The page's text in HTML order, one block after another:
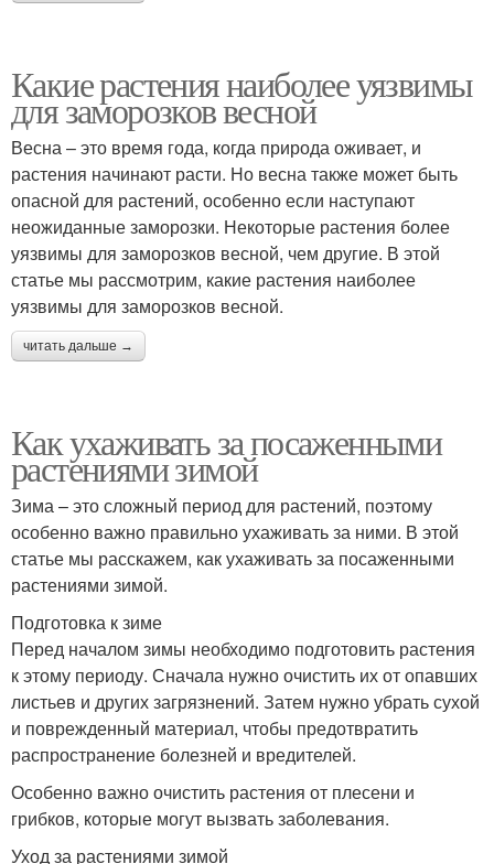
Какие растения наиболее уязвимы
для заморозков весной
Весна – это время года, когда природа оживает, и
растения начинают расти. Но весна также может быть
опасной для растений, особенно если наступают
неожиданные заморозки. Некоторые растения более
уязвимы для заморозков весной, чем другие. В этой
статье мы рассмотрим, какие растения наиболее
уязвимы для заморозков весной.
читать дальше →
Как ухаживать за посаженными
растениями зимой
Зима – это сложный период для растений, поэтому
особенно важно правильно ухаживать за ними. В этой
статье мы расскажем, как ухаживать за посаженными
растениями зимой.
Подготовка к зиме
Перед началом зимы необходимо подготовить растения
к этому периоду. Сначала нужно очистить их от опавших
листьев и других загрязнений. Затем нужно убрать сухой
и поврежденный материал, чтобы предотвратить
распространение болезней и вредителей.
Особенно важно очистить растения от плесени и
грибков, которые могут вызвать заболевания.
Уход за растениями зимой